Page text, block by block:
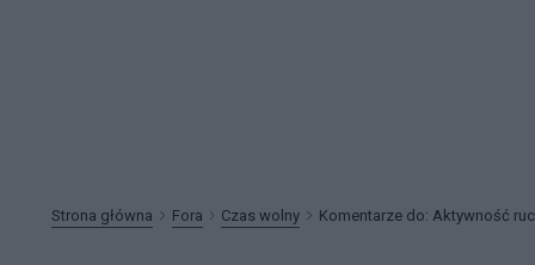
Strona główna Fora Czas wolny Komentarze do: Aktywność